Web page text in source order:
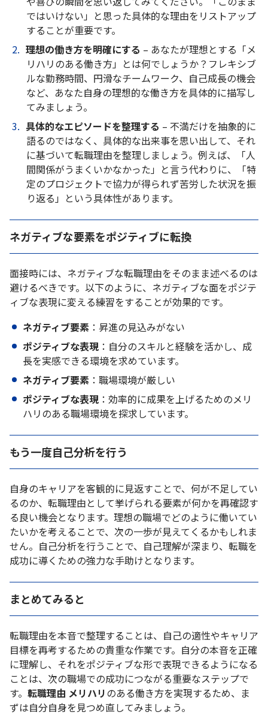
ではいけない」と思った具体的な理由をリストアップ
することが重要です。
理想の働き方を明確にする – あなたが理想とする「メ
リハリのある働き方」とは何でしょうか？フレキシブ
ルな勤務時間、円滑なチームワーク、自己成長の機会
など、あなた自身の理想的な働き方を具体的に描写し
てみましょう。
具体的なエピソードを整理する – 不満だけを抽象的に
語るのではなく、具体的な出来事を思い出して、それ
に基づいて転職理由を整理しましょう。例えば、「人
間関係がうまくいかなかった」と言う代わりに、「特
定のプロジェクトで協力が得られず苦労した状況を振
り返る」という具体性があります。
ネガティブな要素をポジティブに転換
面接時には、ネガティブな転職理由をそのまま述べるのは
避けるべきです。以下のように、ネガティブな面をポジテ
ィブな表現に変える練習をすることが効果的です。
ネガティブ要素 ：昇進の見込みがない
ポジティブな表現 ：自分のスキルと経験を活かし、成
長を実感できる環境を求めています。
ネガティブ要素 ：職場環境が厳しい
ポジティブな表現 ：効率的に成果を上げるためのメリ
ハリのある職場環境を探求しています。
もう一度自己分析を行う
自身のキャリアを客観的に見返すことで、何が不足してい
るのか、転職理由として挙げられる要素が何かを再確認す
る良い機会となります。理想の職場でどのように働いてい
たいかを考えることで、次の一歩が見えてくるかもしれま
せん。自己分析を行うことで、自己理解が深まり、転職を
成功に導くための強力な手助けとなります。
まとめてみると
転職理由を本音で整理することは、自己の適性やキャリア
目標を再考するための貴重な作業です。自分の本音を正確
に理解し、それをポジティブな形で表現できるようになる
ことは、次の職場での成功につながる重要なステップで
す。 転職理由 メリハリのある働き方を実現するため、ま
ずは自分自身を見つめ直してみましょう。